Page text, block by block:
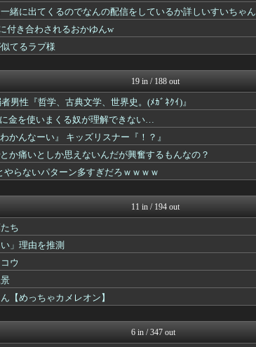
緒に出てくるのでなんの配信をしているか詳しいすいちゃん
付き合わされるおかゆんw
てるラプ様
19 in / 188 out
男性『哲学、古典文学、世界史。(ﾒｶﾞﾈｸｲ)』
金を使いまくる奴が理解できない…
かんなーい』 キッズリスナー『！？』
か痛いとしか思えないんだが興奮するもんなの？
らないパターン多すぎだろｗｗｗｗ
11 in / 194 out
ち
」理由を推測
ウ
【めっちゃカメレオン】
6 in / 347 out